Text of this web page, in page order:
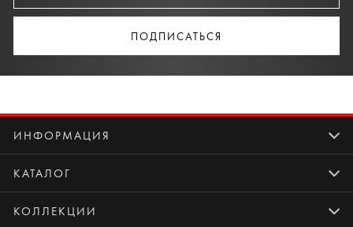
ПОДПИСАТЬСЯ
ИНФОРМАЦИЯ
КАТАЛОГ
КОЛЛЕКЦИИ